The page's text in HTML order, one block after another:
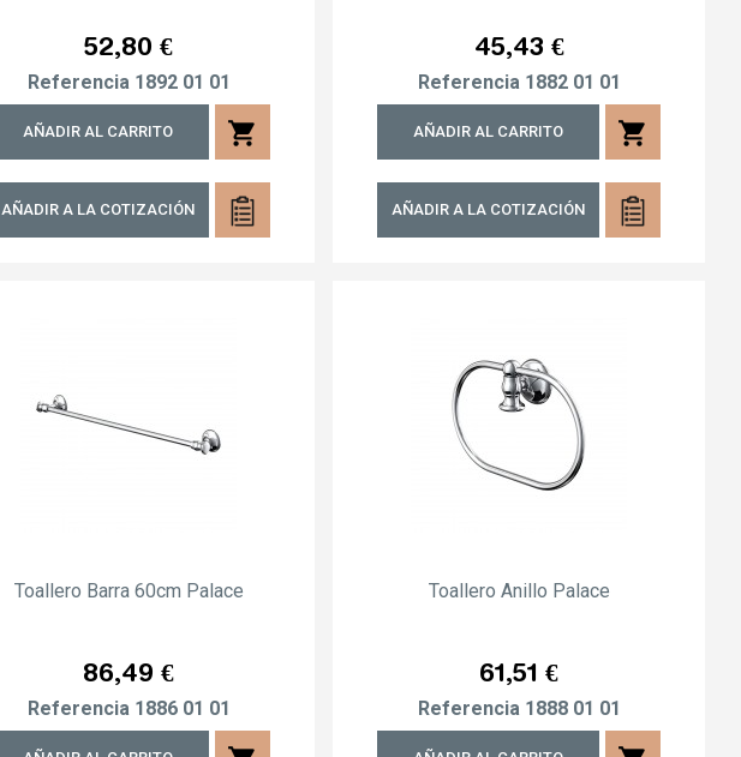
Precio
52,80 €
Referencia 1892 01 01
AÑADIR AL CARRITO shopping_cart
AÑADIR A LA COTIZACIÓN
Precio
45,43 €
Referencia 1882 01 01
AÑADIR AL CARRITO shopping_cart
AÑADIR A LA COTIZACIÓN
Toallero Barra 60cm Palace
Precio
86,49 €
Referencia 1886 01 01
Toallero Anillo Palace
Precio
61,51 €
Referencia 1888 01 01